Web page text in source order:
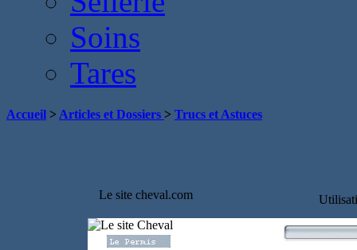
Soins
Tares
Accueil > Articles et Dossiers > Trucs et Astuces
Le site cheval.com